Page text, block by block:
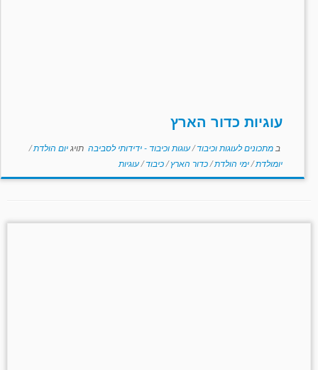
עוגיות כדור הארץ
ב מתכונים לעוגות וכיבוד/עוגות וכיבוד - ידידותי לסביבה תויגיום הולדת/
יומולדת/ימי הולדת/כדור הארץ/כיבוד/עוגיות